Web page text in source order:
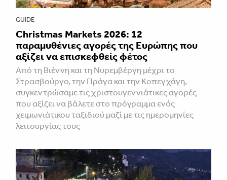
GUIDE
Christmas Markets 2026: 12
παραμυθένιες αγορές της Ευρώπης που
αξίζει να επισκεφθείς φέτος
Από τη Βιέννη και τη Νυρεμβέργη μέχρι το
Στρασβούργο, την Πράγα και την Κοπεγχάγη,
συγκεντρώσαμε τις χριστουγεννιάτικες αγορές
που αξίζει να βάλετε στο πρόγραμμα ενός
χειμωνιάτικου ταξιδιού μαζί με τις ημερομηνίες
λειτουργίας τους